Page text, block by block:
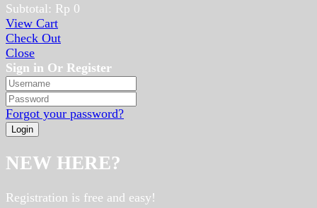
Subtotal: Rp 0
View Cart
Check Out
Close
Sign in Or Register
Forgot your password?
NEW HERE?
Registration is free and easy!